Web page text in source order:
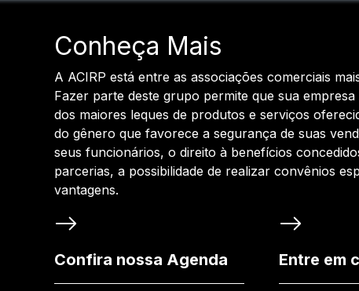
Conheça Mais
A ACIRP está entre as associações comerciais
Fazer parte deste grupo permite que sua
dos maiores leques de produtos e serviços
do gênero que favorece a segurança de suas
seus funcionários, o direito à benefícios
parcerias, a possibilidade de realizar convênios
vantagens.
Confira nossa Agenda Entre em